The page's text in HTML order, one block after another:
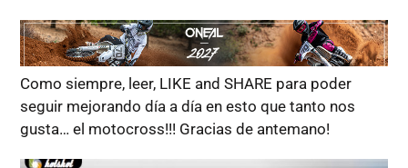
Como siempre, leer, LIKE and SHARE para poder
seguir mejorando día a día en esto que tanto nos
gusta… el motocross!!! Gracias de antemano!